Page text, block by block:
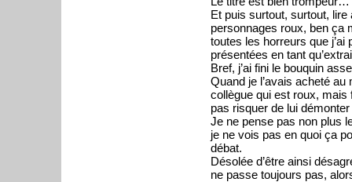
Et puis surtout, surtout,
personnages roux, ben ça
toutes les horreurs que
présentées en tant
Bref, j’ai fini le bouquin
Quand je l’avais acheté au
collègue qui est roux, mais
pas risquer de lui
Je ne pense pas non plus
je ne vois pas en quoi ça
débat.
Désolée d’être ainsi
ne passe toujours pas,